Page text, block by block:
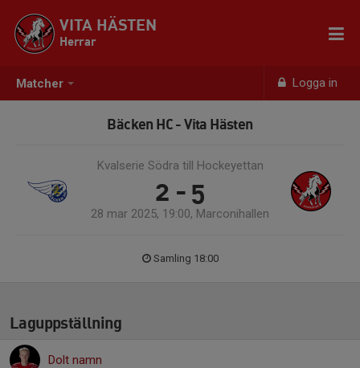
Matcher Logga in
VITA HÄSTEN
Herrar
Bäcken HC - Vita Hästen
Kvalserie Södra till Hockeyettan
2 - 5
28 mar 2025, 19:00, Marconihallen
Samling 18:00
Laguppställning
Dolt namn